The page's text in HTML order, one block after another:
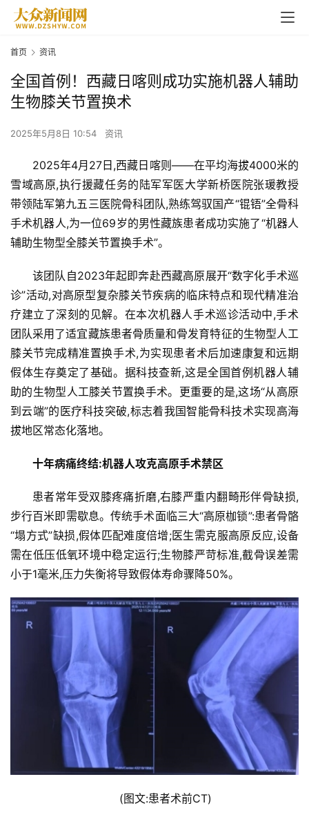
首页 资讯
全国首例！西藏日喀则成功实施机器人辅助
生物膝关节置换术
2025年5月8日 10:54 资讯
2025年4月27日,西藏日喀则——在平均海拔4000米的
雪域高原,执行援藏任务的陆军军医大学新桥医院张瑗教授
带领陆军第九五三医院骨科团队,熟练驾驭国产“锟铻”全骨科
手术机器人,为一位69岁的男性藏族患者成功实施了“机器人
辅助生物型全膝关节置换手术”。
该团队自2023年起即奔赴西藏高原展开“数字化手术巡
诊”活动,对高原型复杂膝关节疾病的临床特点和现代精准治
疗建立了深刻的见解。在本次机器人手术巡诊活动中,手术
团队采用了适宜藏族患者骨质量和骨发育特征的生物型人工
膝关节完成精准置换手术,为实现患者术后加速康复和远期
假体生存奠定了基础。据科技查新,这是全国首例机器人辅
助的生物型人工膝关节置换手术。更重要的是,这场“从高原
到云端”的医疗科技突破,标志着我国智能骨科技术实现高海
拔地区常态化落地。
十年病痛终结:机器人攻克高原手术禁区
患者常年受双膝疼痛折磨,右膝严重内翻畸形伴骨缺损,
步行百米即需歇息。传统手术面临三大“高原枷锁”:患者骨骼
“塌方式”缺损,假体匹配难度倍增;医生需克服高原反应,设备
需在低压低氧环境中稳定运行;生物膝严苛标准,截骨误差需
小于1毫米,压力失衡将导致假体寿命骤降50%。
(图文:患者术前CT)